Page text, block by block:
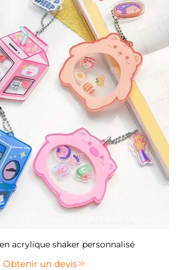
acrylique shaker personnalisé
Obtenir un devis